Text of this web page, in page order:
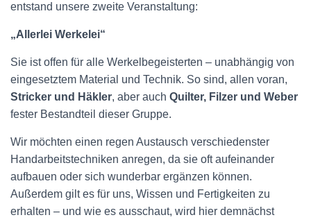
entstand unsere zweite Veranstaltung:
„Allerlei Werkelei“
Sie ist offen für alle Werkelbegeisterten – unabhängig von
eingesetztem Material und Technik. So sind, allen voran,
Stricker und Häkler, aber auch Quilter, Filzer und Weber
fester Bestandteil dieser Gruppe.
Wir möchten einen regen Austausch verschiedenster
Handarbeitstechniken anregen, da sie oft aufeinander
aufbauen oder sich wunderbar ergänzen können.
Außerdem gilt es für uns, Wissen und Fertigkeiten zu
erhalten – und wie es ausschaut, wird hier demnächst